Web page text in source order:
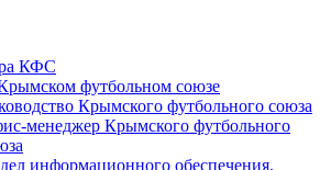
КФС
футбольном союзе
Крымского футбольного союза
менеджер Крымского футбольного
информационного обеспечения,